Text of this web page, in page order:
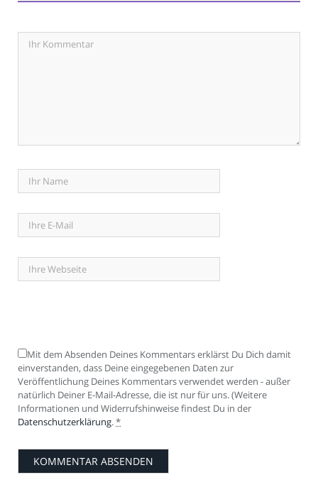
Mit dem Absenden Deines Kommentars erklärst Du Dich damit
einverstanden, dass Deine eingegebenen Daten zur
Veröffentlichung Deines Kommentars verwendet werden - außer
natürlich Deiner E-Mail-Adresse, die ist nur für uns. (Weitere
Informationen und Widerrufshinweise findest Du in der
Datenschutzerklärung.*